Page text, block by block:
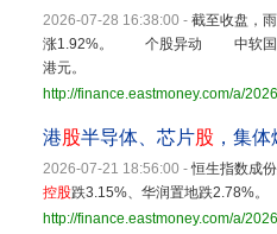
2026-07-28 16:38:00 - 截至收盘，
涨1.92%。 个股异动 中软国际
港元。
http://finance.eastmoney.com/a/
港股半导体、芯片股 ，集
2026-07-21 18:56:00 -恒生指数成
控股跌3.15%、华润置地跌2.78%。
http://finance.eastmoney.com/a/